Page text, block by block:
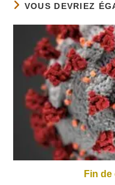
VOUS DEVRIEZ
Fin